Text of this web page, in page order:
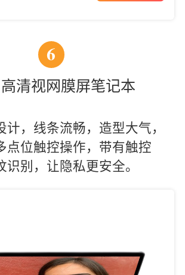
6
清视网膜屏笔记本
计，线条流畅，造型大气，
点位触控操作，带有触控
识别，让隐私更安全。